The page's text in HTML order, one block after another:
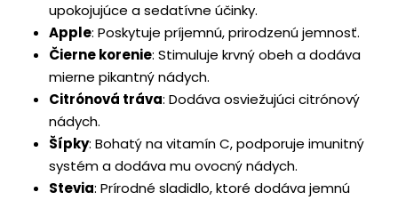
upokojujúce a sedatívne účinky.
Apple: Poskytuje príjemnú, prirodzenú jemnosť.
Čierne korenie: Stimuluje krvný obeh a dodáva
mierne pikantný nádych.
Citrónová tráva: Dodáva osviežujúci citrónový
nádych.
Šípky: Bohatý na vitamín C,podporuje imunitný
systém a dodáva mu ovocný nádych.
Stevia: Prírodné sladidlo, ktoré dodáva jemnú